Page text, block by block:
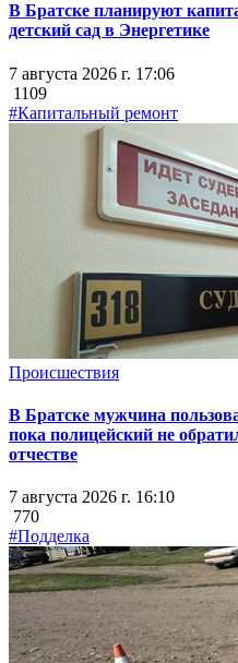
В Братске планируют
детский сад в Энергетике
7 августа 2026 г. 17:06
1109
#Капитальный ремонт
Происшествия
В Братске мужчина
пока полицейский не
отчестве
7 августа 2026 г. 16:10
770
#Подделка